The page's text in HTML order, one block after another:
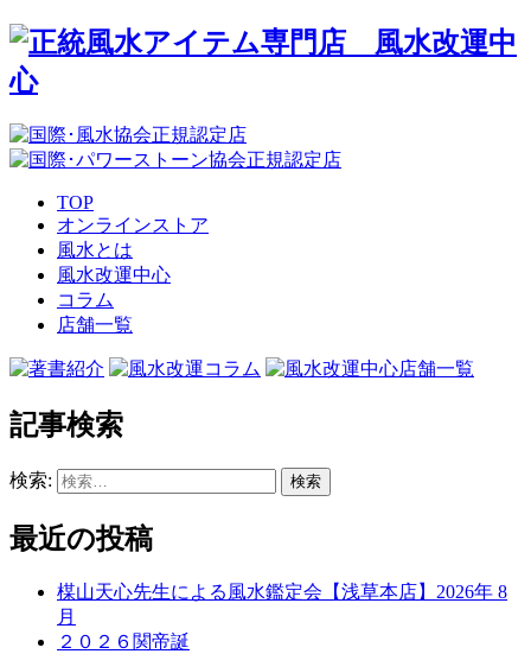
TOP
オンラインストア
風水とは
風水改運中心
コラム
店舗一覧
記事検索
検索:
最近の投稿
楳山天心先生による風水鑑定会【浅草本店】2026年 8
月
２０２６関帝誕